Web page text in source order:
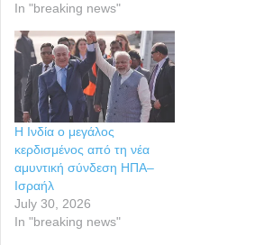
In "breaking news"
Η Ινδία ο μεγάλος
κερδισμένος από τη νέα
αμυντική σύνδεση ΗΠΑ–
Ισραήλ
July 30, 2026
In "breaking news"